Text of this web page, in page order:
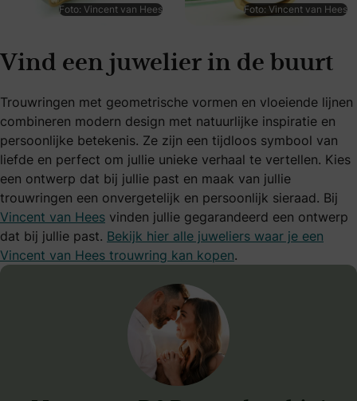
Foto: Vincent van Hees Foto: Vincent van Hees
Vind een juwelier in de buurt
Trouwringen met geometrische vormen en vloeiende lijnen
combineren modern design met natuurlijke inspiratie en
persoonlijke betekenis. Ze zijn een tijdloos symbool van
liefde en perfect om jullie unieke verhaal te vertellen. Kies
een ontwerp dat bij jullie past en maak van jullie
trouwringen een onvergetelijk en persoonlijk sieraad. Bij
Vincent van Hees vinden jullie gegarandeerd een ontwerp
dat bij jullie past. Bekijk hier alle juweliers waar je een
Vincent van Hees trouwring kan kopen.